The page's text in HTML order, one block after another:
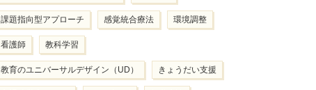
課題指向型アプローチ 感覚統合療法 環境調整
看護師 教科学習
教育のユニバーサルデザイン（UD） きょうだい支援